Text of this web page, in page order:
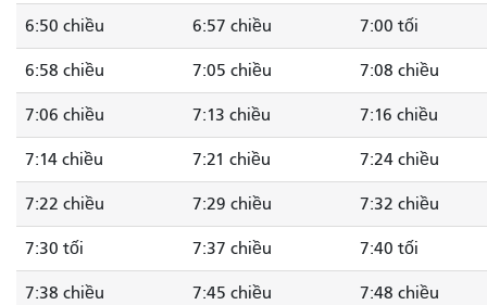
6:50 chiều 6:57 chiều 7:00 tối
6:58 chiều 7:05 chiều 7:08 chiều
7:06 chiều 7:13 chiều 7:16 chiều
7:14 chiều 7:21 chiều 7:24 chiều
7:22 chiều 7:29 chiều 7:32 chiều
7:30 tối 7:37 chiều 7:40 tối
7:38 chiều 7:45 chiều 7:48 chiều